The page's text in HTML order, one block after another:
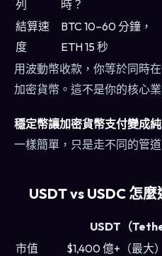
列
時？
結算速
度
BTC 10–60 分鐘，
ETH 15 秒
用波動幣收款，你等於同時
加密貨幣。這不是你的核心業
穩定幣讓加密貨幣支付變成
一樣簡單，只是走不同的管道
USDT vs USDC 怎麼
USDT（
市值
$1,400 億+（最大）